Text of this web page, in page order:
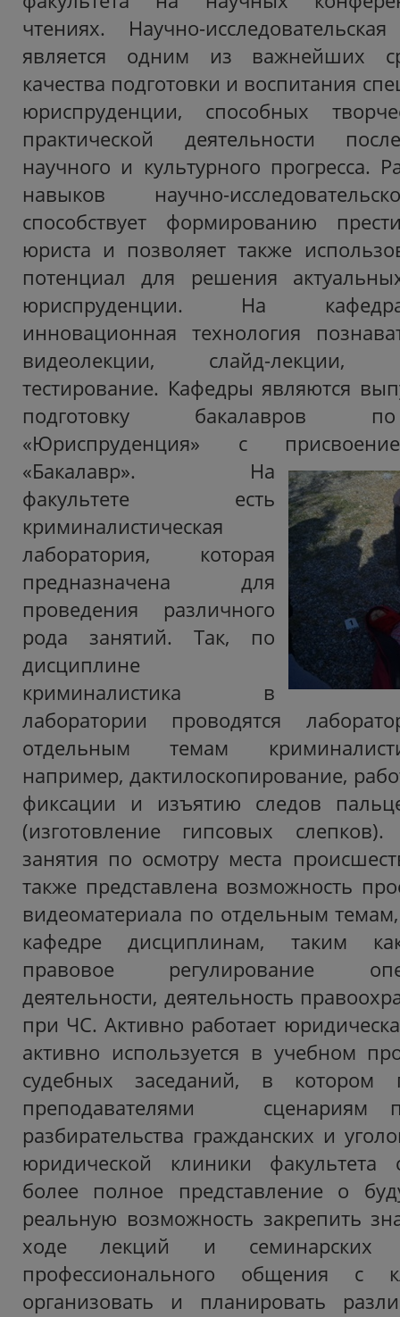
чтениях. Научно-
является одним из важнейших
качества подготовки и воспитания
юриспруденции, способных
практической деятельности
научного и культурного прогресса.
навыков научно-
способствует формированию
юриста и позволяет также
потенциал для решения
юриспруденции. На
инновационная технология
видеолекции, слайд-лекции,
тестирование. Кафедры являются
подготовку бакалавров
«Юриспруденция» с
«Бакалавр». На
факультете есть
криминалистическая
лаборатория, которая
предназначена для
проведения различного
рода занятий. Так, по
дисциплине
криминалистика в
лаборатории проводятся
отдельным темам
например, дактилоскопирование,
фиксации и изъятию следов
(изготовление гипсовых
занятия по осмотру места
также представлена возможность
видеоматериала по отдельным
кафедре дисциплинам, таким
правовое регулирование
деятельности, деятельность
при ЧС. Активно работает
активно используется в учебном
судебных заседаний, в котором
преподавателями сценариям
разбирательства гражданских и
юридической клиники факультета
более полное представление о
реальную возможность закрепить
ходе лекций и семинарских
профессионального общения с
организовать и планировать